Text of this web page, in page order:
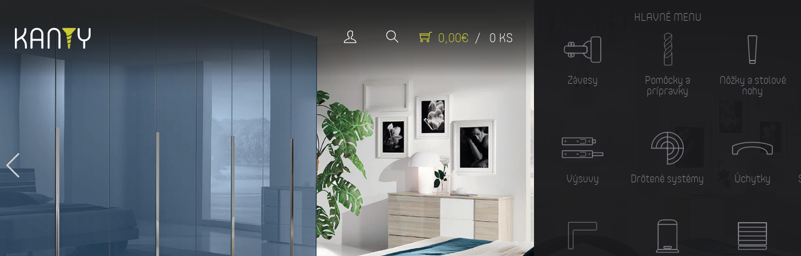
0,00€ / 0 KS
HLAVNÉ MENU
Závesy
Výsuvy
Pomôcky a
prípravky
Drôtené systémy
Nôžky a stolové
nohy
Úchytky